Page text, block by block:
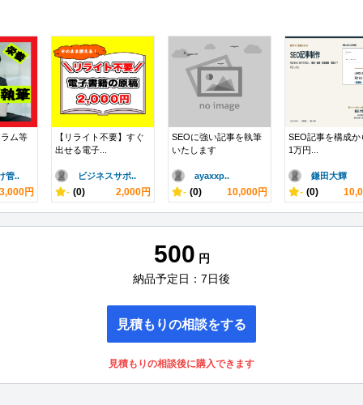
ム等
管..
3,000円
【リライト不要】すぐ
出せる電子...
ビジネスサポ..
- (0) 2,000円
SEOに強い記事を執筆
いたします
ayaxxp..
- (0) 10,000円
SEO記事を構成か
1万円...
鎌田大輝
- (0)
500 円
納品予定日：7日後
見積もりの相談をする
見積もりの相談後に購入できます